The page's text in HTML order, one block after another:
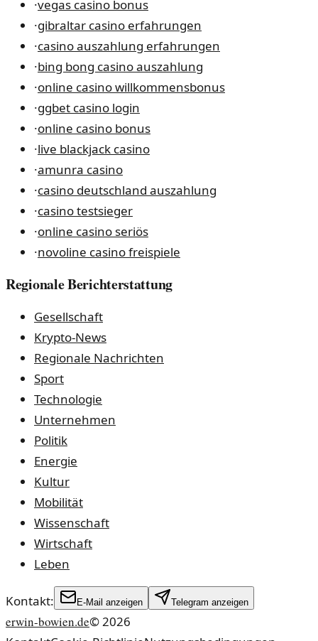
·vegas casino bonus
·gibraltar casino erfahrungen
·casino auszahlung erfahrungen
·bing bong casino auszahlung
·online casino willkommensbonus
·ggbet casino login
·online casino bonus
·live blackjack casino
·amunra casino
·casino deutschland auszahlung
·casino testsieger
·online casino seriös
·novoline casino freispiele
Regionale Berichterstattung
Gesellschaft
Krypto-News
Regionale Nachrichten
Sport
Technologie
Unternehmen
Politik
Energie
Kultur
Mobilität
Wissenschaft
Wirtschaft
Leben
Kontakt: E-Mail anzeigen Telegram anzeigen
erwin-bowien.de© 2026